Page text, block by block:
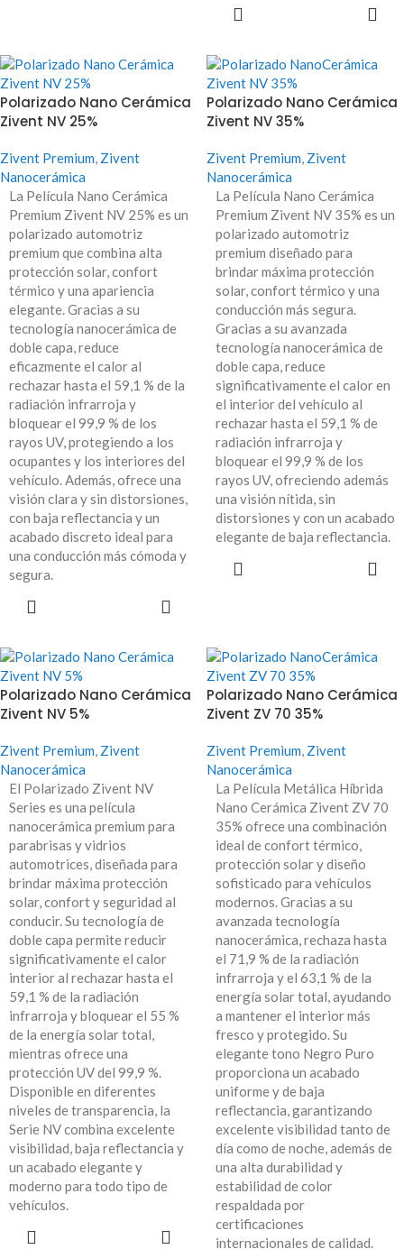
Polarizado Nano Cerámica
Zivent NV 25%
Zivent Premium, Zivent
Nanocerámica
La Película Nano Cerámica
Premium Zivent NV 25% es un
polarizado automotriz
premium que combina alta
protección solar, confort
térmico y una apariencia
elegante. Gracias a su
tecnología nanocerámica de
doble capa, reduce
eficazmente el calor al
rechazar hasta el 59,1 % de la
radiación infrarroja y
bloquear el 99,9 % de los
rayos UV, protegiendo a los
ocupantes y los interiores del
vehículo. Además, ofrece una
visión clara y sin distorsiones,
con baja reflectancia y un
acabado discreto ideal para
una conducción más cómoda y
segura.
Polarizado Nano Cerámica
Zivent NV 35%
Zivent Premium, Zivent
Nanocerámica
La Película Nano Cerámica
Premium Zivent NV 35% es un
polarizado automotriz
premium diseñado para
brindar máxima protección
solar, confort térmico y una
conducción más segura.
Gracias a su avanzada
tecnología nanocerámica de
doble capa, reduce
significativamente el calor en
el interior del vehículo al
rechazar hasta el 59,1 % de
radiación infrarroja y
bloquear el 99,9 % de los
rayos UV, ofreciendo además
una visión nítida, sin
distorsiones y con un acabado
elegante de baja reflectancia.
Polarizado Nano Cerámica
Zivent NV 5%
Zivent Premium, Zivent
Nanocerámica
El Polarizado Zivent NV
Series es una película
nanocerámica premium para
parabrisas y vidrios
automotrices, diseñada para
brindar máxima protección
solar, confort y seguridad al
conducir. Su tecnología de
doble capa permite reducir
significativamente el calor
interior al rechazar hasta el
59,1 % de la radiación
infrarroja y bloquear el 55 %
de la energía solar total,
mientras ofrece una
protección UV del 99,9 %.
Disponible en diferentes
niveles de transparencia, la
Serie NV combina excelente
visibilidad, baja reflectancia y
un acabado elegante y
moderno para todo tipo de
vehículos.
Polarizado Nano Cerámica
Zivent ZV 70 35%
Zivent Premium, Zivent
Nanocerámica
La Película Metálica Híbrida
Nano Cerámica Zivent ZV 70
35% ofrece una combinación
ideal de confort térmico,
protección solar y diseño
sofisticado para vehículos
modernos. Gracias a su
avanzada tecnología
nanocerámica, rechaza hasta
el 71,9 % de la radiación
infrarroja y el 63,1 % de la
energía solar total, ayudando
a mantener el interior más
fresco y protegido. Su
elegante tono Negro Puro
proporciona un acabado
uniforme y de baja
reflectancia, garantizando
excelente visibilidad tanto de
día como de noche, además de
una alta durabilidad y
estabilidad de color
respaldada por
certificaciones
internacionales de calidad.